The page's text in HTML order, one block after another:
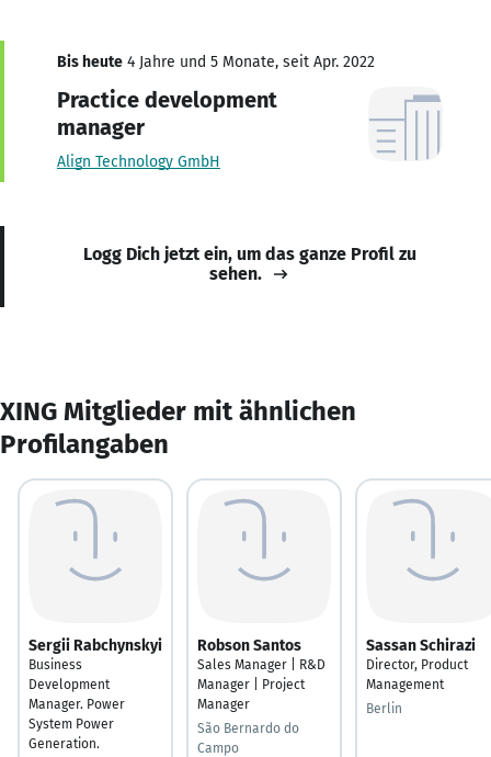
Bis heute 4 Jahre und 5 Monate, seit Apr. 2022
Practice development
manager
Align Technology GmbH
Logg Dich jetzt ein, um das ganze Profil zu
sehen.
XING Mitglieder mit ähnlichen
Profilangaben
Sergii Rabchynskyi
Business
Development
Manager. Power
System Power
Generation.
Robson Santos
Sales Manager | R&D
Manager | Project
Manager
São Bernardo do
Campo
Sassan Schirazi
Director, Product
Management
Berlin